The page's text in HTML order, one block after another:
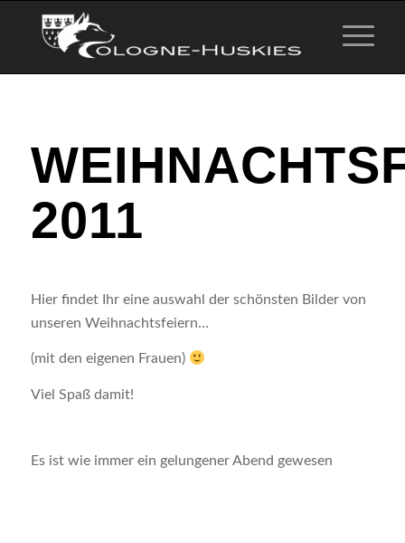
2011
Hier findet Ihr eine auswahl der schönsten Bilder von
unseren Weihnachtsfeiern…
(mit den eigenen Frauen)
Viel Spaß damit!
Es ist wie immer ein gelungener Abend gewesen